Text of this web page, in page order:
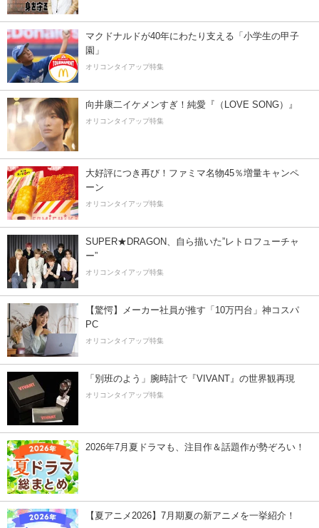
マクドナルドが40年にわたり支える「小学生の甲子
園」
オリコンタイアップ特集
向井康二イケメンすぎ！純愛『（LOVE SONG）』
オリコンタイアップ特集
大好評につき再び！ファミマ名物45％増量キャンペ
ーン
オリコンタイアップ特集
SUPER★DRAGON、自ら描いた”レトロフューチャ
ー”
オリコンタイアップ特集
【驚愕】メーカー社員が推す「10万円台」神コスパ
PC
オリコンタイアップ特集
「別班のよう」腕時計で『VIVANT』の世界観再現
オリコンタイアップ特集
2026年7月夏ドラマも、注目作＆話題作が勢ぞろい！
【夏アニメ2026】7月期夏の新アニメを一挙紹介！